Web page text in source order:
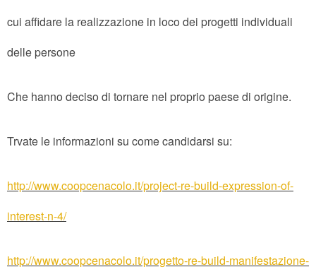
cui affidare la realizzazione in loco dei progetti individuali
delle persone
Che hanno deciso di tornare nel proprio paese di origine.
Trvate le informazioni su come candidarsi su:
http://www.coopcenacolo.it/project-re-build-expression-of-
interest-n-4/
http://www.coopcenacolo.it/progetto-re-build-manifestazione-